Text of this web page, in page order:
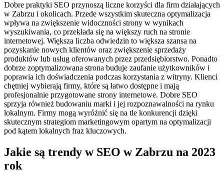
Dobre praktyki SEO przynoszą liczne korzyści dla firm działających
w Zabrzu i okolicach. Przede wszystkim skuteczna optymalizacja
wpływa na zwiększenie widoczności strony w wynikach
wyszukiwania, co przekłada się na większy ruch na stronie
internetowej. Większa liczba odwiedzin to większa szansa na
pozyskanie nowych klientów oraz zwiększenie sprzedaży
produktów lub usług oferowanych przez przedsiębiorstwo. Ponadto
dobrze zoptymalizowana strona buduje zaufanie użytkowników i
poprawia ich doświadczenia podczas korzystania z witryny. Klienci
chętniej wybierają firmy, które są łatwo dostępne i mają
profesjonalnie przygotowane strony internetowe. Dobre SEO
sprzyja również budowaniu marki i jej rozpoznawalności na rynku
lokalnym. Firmy mogą wyróżnić się na tle konkurencji dzięki
skutecznym strategiom marketingowym opartym na optymalizacji
pod kątem lokalnych fraz kluczowych.
Jakie są trendy w SEO w Zabrzu na 2023
rok